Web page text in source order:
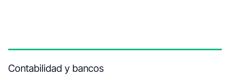
Contabilidad y bancos